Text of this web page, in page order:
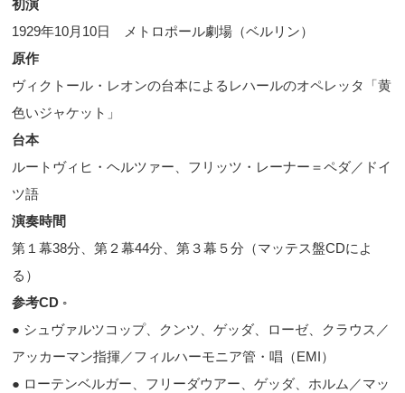
初演
1929年10月 10日 メトロポール劇場（ベルリン）
原作
ヴィクトール・レオンの台本によるレハールのオペレッタ「黄
色いジャケット」
台本
ルートヴィヒ・ヘルツァー、フリッツ・レーナー＝ペダ／ドイ
ツ語
演奏時間
第１幕38分、第２幕44分、第３幕５分（マッテス盤CDによ
る）
参考CD ◦
● シュヴァルツコップ、クンツ、ゲッダ、ローゼ、クラウス／
アッカーマン指揮／フィルハーモニア管・唱（EMI）
● ローテンベルガー、フリーダウアー、ゲッダ、ホルム／マッ